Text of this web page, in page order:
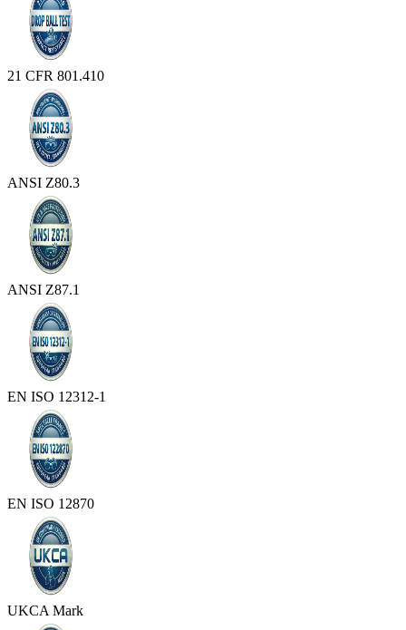
21 CFR 801.410
ANSI Z80.3
ANSI Z87.1
EN ISO 12312-1
EN ISO 12870
UKCA Mark